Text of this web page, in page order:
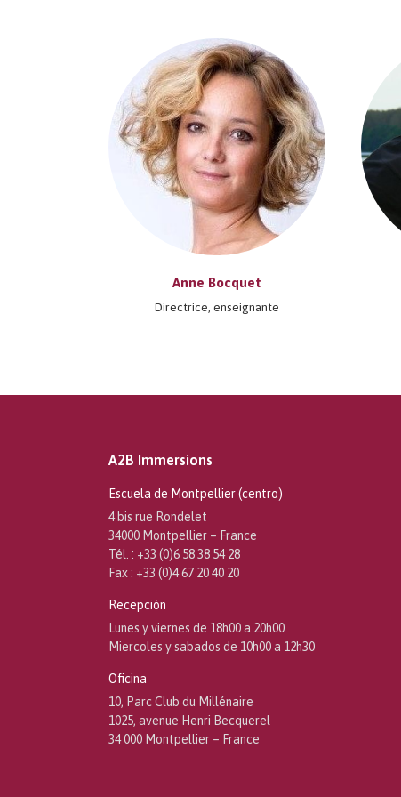
Anne Bocquet
Directrice, enseignante
A2B Immersions
Escuela de Montpellier (centro)
4 bis rue Rondelet
34000 Montpellier – France
Tél. : +33 (0)6 58 38 54 28
Fax : +33 (0)4 67 20 40 20
Recepción
Lunes y viernes de 18h00 a 20h00
Miercoles y sabados de 10h00 a 12h30
Oficina
10, Parc Club du Millénaire
1025, avenue Henri Becquerel
34 000 Montpellier – France